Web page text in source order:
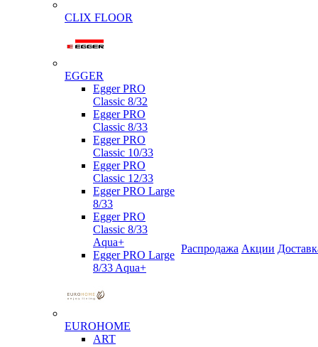
CLIX FLOOR
EGGER
Egger PRO
Classic 8/32
Egger PRO
Classic 8/33
Egger PRO
Classic 10/33
Egger PRO
Classic 12/33
Egger PRO Large
8/33
Egger PRO
Classic 8/33
Aqua+
Egger PRO Large
8/33 Aqua+
EUROHOME
ART
Распродажа Акции